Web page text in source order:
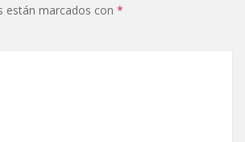
están marcados con *